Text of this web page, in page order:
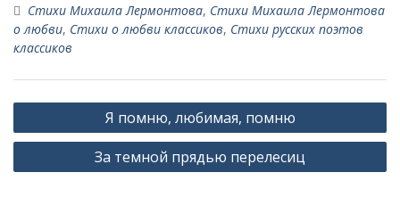
Стихи Михаила Лермонтова, Стихи Михаила Лермонтова
о любви, Стихи о любви классиков, Стихи русских поэтов
классиков
Н
а
Я помню, любимая, помню
За темной прядью перелесиц